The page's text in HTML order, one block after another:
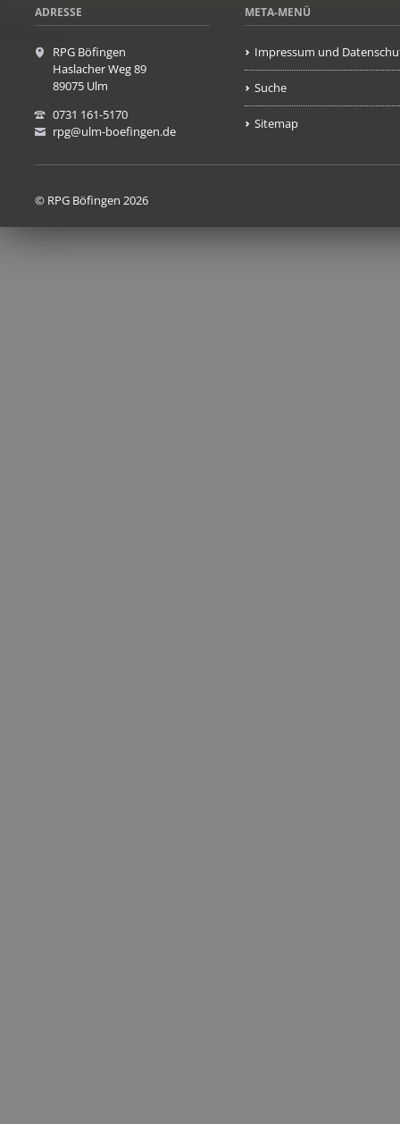
ADRESSE
RPG Böfingen
Haslacher Weg 89
89075 Ulm
0731 161-5170
rpg@ulm-boefingen.de
META-MENÜ
Impressum und
Suche
Sitemap
© RPG Böfingen 2026